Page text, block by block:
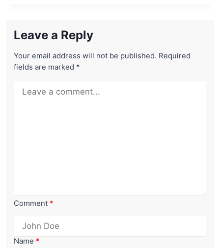
Leave a Reply
Your email address will not be published. Required
fields are marked *
Comment *
Name *